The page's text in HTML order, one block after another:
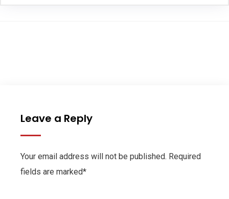
Leave a Reply
Your email address will not be published. Required
fields are marked*